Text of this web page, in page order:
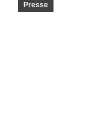
Presse